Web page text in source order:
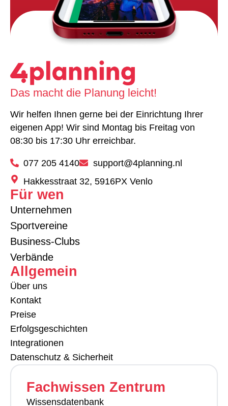
Das macht die Planung leicht!
Wir helfen Ihnen gerne bei der Einrichtung Ihrer
eigenen App! Wir sind Montag bis Freitag von
08:30 bis 17:30 Uhr erreichbar.
077 205 4140
support@4planning.nl
Hakkesstraat 32, 5916PX Venlo
Für wen
Unternehmen
Sportvereine
Business-Clubs
Verbände
Allgemein
Über uns
Kontakt
Preise
Erfolgsgeschichten
Integrationen
Datenschutz & Sicherheit
Fachwissen Zentrum
Wissensdatenbank